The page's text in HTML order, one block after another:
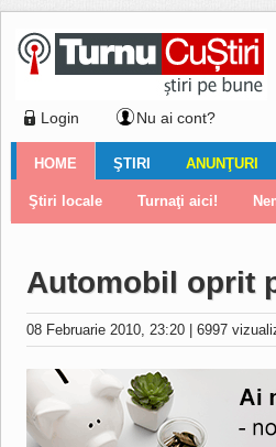
Login Nu ai cont?
HOME
Ştiri locale Turnaţi aici!
ŞTIRI
Ştiri locale Ştiri din ţară
ANUNŢURI
Imobiliare Auto Închirieri
Galerii Foto Galerii video
Comentariul zilei
Automobil oprit
08 Februarie 2010, 23:20 6997